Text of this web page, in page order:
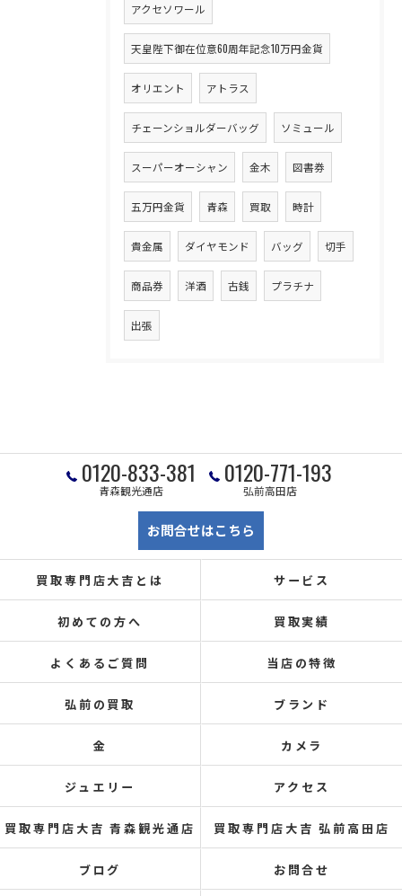
アクセソワール
天皇陛下御在位意60周年記念10万円金貨
オリエント アトラス
チェーンショルダーバッグ ソミュール
スーパーオーシャン 金木 図書券
五万円金貨 青森 買取 時計
貴金属 ダイヤモンド バッグ 切手
商品券 洋酒 古銭 プラチナ
出張
0120-833-381
青森観光通店
0120-771-193
弘前高田店
お問合せはこちら
買取専門店大吉とは サービス
初めての方へ 買取実績
よくあるご質問 当店の特徴
弘前の買取 ブランド
金 カメラ
ジュエリー アクセス
買取専門店大吉 青森観光通店 買取専門店大吉 弘前高田店
ブログ お問合せ